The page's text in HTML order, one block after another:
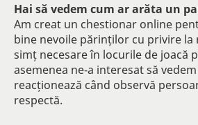
Hai să vedem cum ar arăta un
Am creat un chestionar online
bine nevoile părinților cu privire la
simț necesare în locurile de joacă
asemenea ne-a interesat să
reacționează când observă
respectă.